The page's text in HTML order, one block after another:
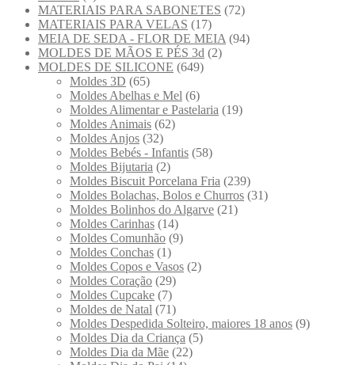
MATERIAIS PARA SABONETES (72)
MATERIAIS PARA VELAS (17)
MEIA DE SEDA - FLOR DE MEIA (94)
MOLDES DE MÃOS E PÉS 3d (2)
MOLDES DE SILICONE (649)
Moldes 3D (65)
Moldes Abelhas e Mel (6)
Moldes Alimentar e Pastelaria (19)
Moldes Animais (62)
Moldes Anjos (32)
Moldes Bebés - Infantis (58)
Moldes Bijutaria (2)
Moldes Biscuit Porcelana Fria (239)
Moldes Bolachas, Bolos e Churros (31)
Moldes Bolinhos do Algarve (21)
Moldes Carinhas (14)
Moldes Comunhão (9)
Moldes Conchas (1)
Moldes Copos e Vasos (2)
Moldes Coração (29)
Moldes Cupcake (7)
Moldes de Natal (71)
Moldes Despedida Solteiro, maiores 18 anos (9)
Moldes Dia da Criança (5)
Moldes Dia da Mãe (22)